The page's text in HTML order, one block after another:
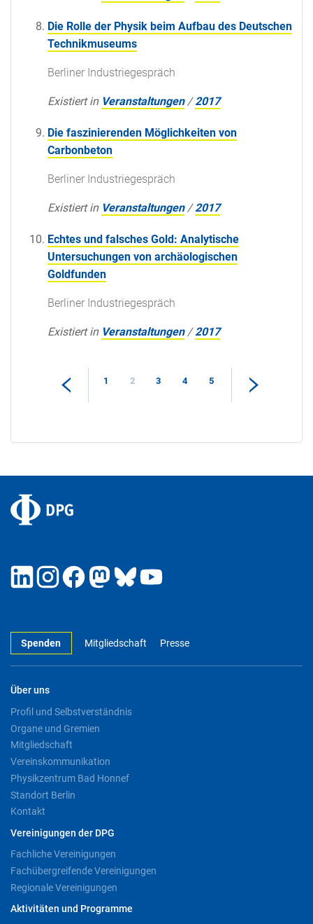
Die Rolle der Physik beim Aufbau des Deutschen
Technikmuseums
Berliner Industriegespräch
Existiert in Veranstaltungen /2017
Die faszinierenden Möglichkeiten von
Carbonbeton
Berliner Industriegespräch
Existiert in Veranstaltungen /2017
Echtes und falsches Gold: Analytische
Untersuchungen von archäologischen
Goldfunden
Berliner Industriegespräch
Existiert in Veranstaltungen /2017
1 2 3 4 5
Spenden Mitgliedschaft Presse
Über uns
Profil und Selbstverständnis
Organe und Gremien
Mitgliedschaft
Vereinskommunikation
Physikzentrum Bad Honnef
Standort Berlin
Kontakt
Vereinigungen der DPG
Fachliche Vereinigungen
Fachübergreifende Vereinigungen
Regionale Vereinigungen
Aktivitäten und Programme